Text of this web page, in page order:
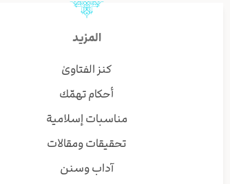
المزيد
كنز الفتاوىٰ
أحكام تهمّك
مناسبات إسلامية
تحقيقات ومقالات
آداب وسنن